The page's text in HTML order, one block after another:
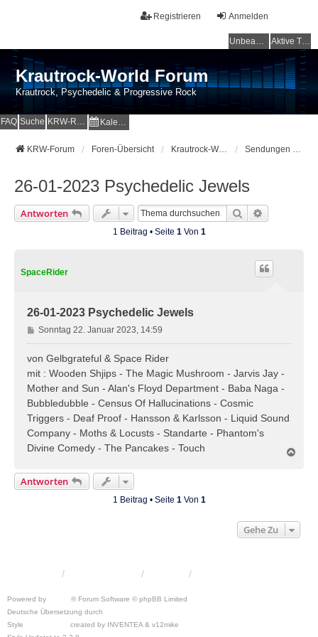
Anmelden
Registrieren
Unbeantwortete Themen Aktive Themen
Krautrock-World Forum
Krautrock, Psychedelic & Progressive Rock
FAQ Suche KRW-Radio Kalender
KRW-Forum Foren-Übersicht Krautrock-World Webradio Sendungen und Specials
26-01-2023 Psychedelic Jewels
Antworten Suche
1 Beitrag • Seite 1Von 1
SpaceRider
26-01-2023 Psychedelic Jewels
B
e
r
a
g
Sonntag 22. Januar 2023, 14:59
von Gelbgrateful & Space Rider
mit : Wooden Shjips - The Magic Mushroom - Jarvis Jay -
Mother and Sun - Alan's Floyd Department - Baba Naga -
Bubbledubble - Census Of Hallucinations - Cosmic
Triggers - Deaf Proof - Hansson & Karlsson - Liquid Sound
Company - Moths & Locusts - Standarte - Phantom's
Divine Comedy - The Pancakes - Touch
e
Antworten
1 Beitrag • Seite 1 Von 1
Gehe Zu
Powered by
® Forum Software © phpBB Limited
Deutsche Übersetzung durch
Style
created by INVENTEA & v12mike